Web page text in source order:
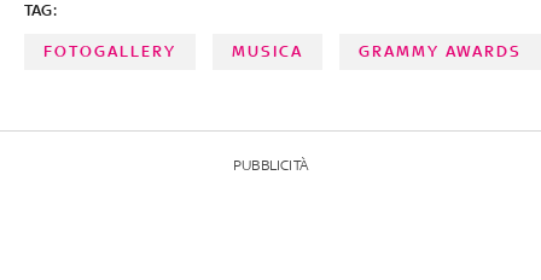
TAG:
FOTOGALLERY MUSICA GRAMMY AWARDS
PUBBLICITÀ